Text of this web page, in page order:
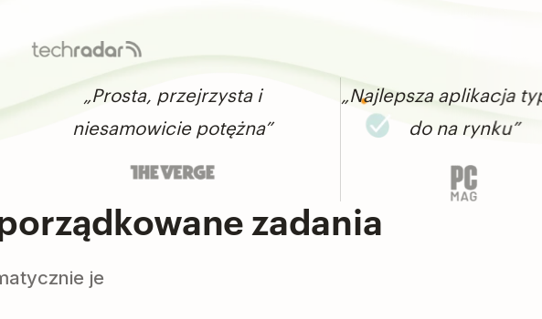
„Prosta, przejrzysta i
niesamowicie potężna”
„Najlepsza aplikacja typu to-
do na rynku”
zadania
je